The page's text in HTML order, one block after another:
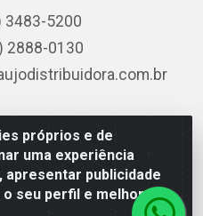
próprios e de
uma experiência
apresentar publicidade
seu perfil e melhorar a
3483-5200
2888-0130
Carneiro de Campos, 42 -
RJ - CEP 20.920-410 -
0003-85